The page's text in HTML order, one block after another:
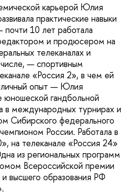
карьерой Юлия
практические навыки
10 лет работала
и продюсером на
телеканалах и
— спортивным
«Россия 2», в чем ей
опыт — Юлия
юношеской гандбольной
в международных турнирах и
Сибирского федерального
России. Работала в
на телеканале «Россия 24»
из региональных программ
Всероссийской премии
высшего образования РФ